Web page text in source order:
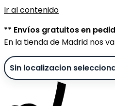
Ir al contenido
** Envíos gratuitos en
En la tienda de Madrid nos